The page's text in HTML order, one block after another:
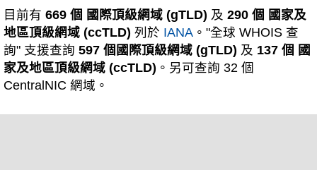
目前有 669 個 國際頂級網域 (gTLD) 及 290 個 國家及
地區頂級網域 (ccTLD) 列於 IANA 。"全球 WHOIS 查
詢" 支援查詢 597 個國際頂級網域 (gTLD) 及 137 個 國
家及地區頂級網域 (ccTLD) 。另可查詢 32 個
CentralNIC 網域。